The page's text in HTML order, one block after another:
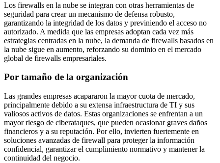
Los firewalls en la nube se integran con otras herramientas de
seguridad para crear un mecanismo de defensa robusto,
garantizando la integridad de los datos y previniendo el acceso no
autorizado. A medida que las empresas adoptan cada vez más
estrategias centradas en la nube, la demanda de firewalls basados ​​en
la nube sigue en aumento, reforzando su dominio en el mercado
global de firewalls empresariales.
Por tamaño de la organización
Las grandes empresas acapararon la mayor cuota de mercado,
principalmente debido a su extensa infraestructura de TI y sus
valiosos activos de datos. Estas organizaciones se enfrentan a un
mayor riesgo de ciberataques, que pueden ocasionar graves daños
financieros y a su reputación. Por ello, invierten fuertemente en
soluciones avanzadas de firewall para proteger la información
confidencial, garantizar el cumplimiento normativo y mantener la
continuidad del negocio.